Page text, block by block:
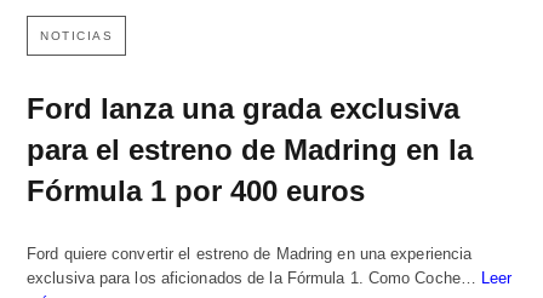
NOTICIAS
Ford lanza una grada exclusiva
para el estreno de Madring en la
Fórmula 1 por 400 euros
Ford quiere convertir el estreno de Madring en una experiencia
exclusiva para los aficionados de la Fórmula 1. Como Coche…
Leer